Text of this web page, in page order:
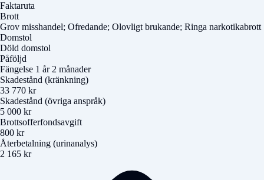
Faktaruta
Brott
Grov misshandel; Ofredande; Olovligt brukande; Ringa narkotikabrott
Domstol
Döld domstol
Påföljd
Fängelse 1 år 2 månader
Skadestånd (kränkning)
33 770 kr
Skadestånd (övriga anspråk)
5 000 kr
Brottsofferfondsavgift
800 kr
Återbetalning (urinanalys)
2 165 kr